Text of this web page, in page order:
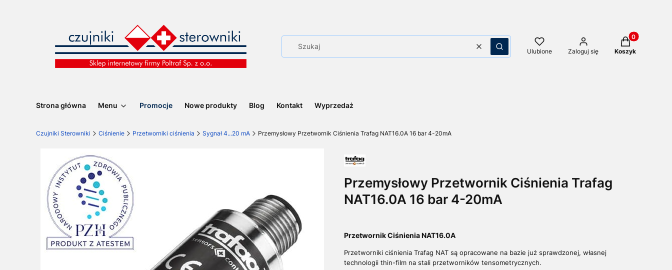
WyczyśćSzukaj Ulubione Zaloguj się
Produkty w
Koszyk
Strona główna Menu Promocje Nowe produkty Blog Kontakt Wyprzedaż
Czujniki Sterowniki Ciśnienie Przetworniki ciśnienia Sygnał 4...20 mA Przemysłowy Przetwornik Ciśnienia Trafag NAT16.0A 16 bar 4-20mA
Przemysłowy Przetwornik Ciśnienia Trafag
NAT16.0A 16 bar 4-20mA
Przetwornik Ciśnienia NAT16.0A
Przetworniki ciśnienia Trafag NAT są opracowane na bazie już sprawdzonej, własnej
technologii thin-film na stali przetworników tensometrycznych.